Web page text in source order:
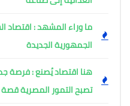
ما وراء المشهد : اقتصاد
الجمهورية الجديدة
هنا اقتصاد يُصنع : فرصة
تصبح التمور المصرية قصة